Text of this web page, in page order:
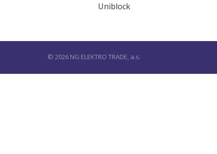
Uniblock
© 2026 NG ELEKTRO TRADE, a.s.